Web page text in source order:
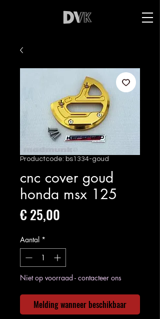
Productcode: bs1334-goud
cnc cover goud
honda msx 125
€ 25,00
Aantal *
Niet op voorraad - contacteer ons
Melding wanneer beschikbaar